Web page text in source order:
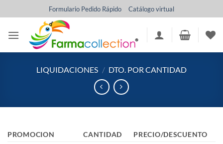
al
contenido
Formulario Pedido Rápido Catálogo virtual
LIQUIDACIONES / DTO. POR CANTIDAD
PROMOCION CANTIDAD
PRECIO/DESCUENTO